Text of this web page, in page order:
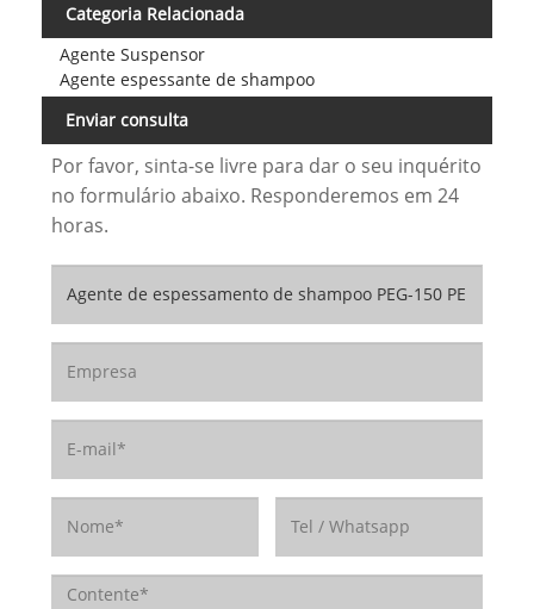
Categoria Relacionada
Agente Suspensor
Agente espessante de shampoo
Enviar consulta
Por favor, sinta-se livre para dar o seu inquérito
no formulário abaixo. Responderemos em 24
horas.